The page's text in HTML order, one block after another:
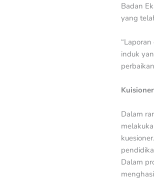
Badan
yang
induk
Dalam
Dalam